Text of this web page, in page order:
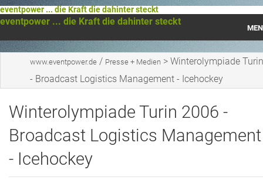
eventpower ... die Kraft die dahinter steckt
eventpower ... die Kraft die dahinter steckt
Startseite
Das war 2023
Das war 2021
Das war 2020
Das war 2019
www.eventpower.de / Presse + Medien > Winterolympiade
- Broadcast Logistics Management - Icehockey
Winterolympiade Turin 2006 -
Broadcast Logistics Management
- Icehockey